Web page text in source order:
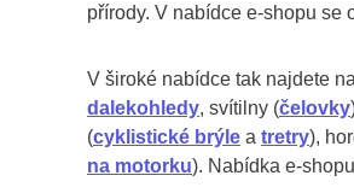
přírody. V nabídce e-shopu se
V široké nabídce tak najdete
dalekohledy, svítilny (čelovky
(cyklistické brýle a tretry),
na motorku). Nabídka e-